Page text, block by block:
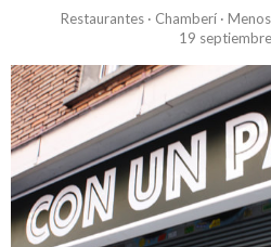
Restaurantes· Chamberí·
19